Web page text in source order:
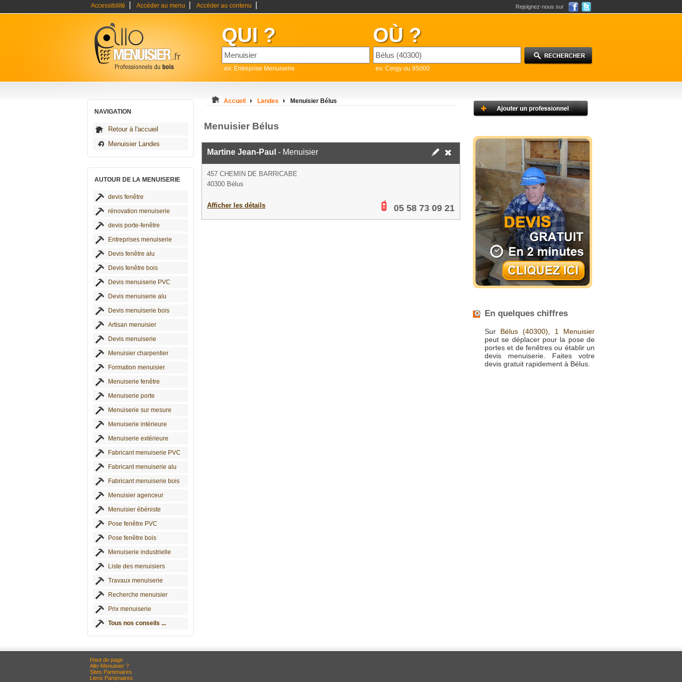
Accessibilité Accéder au menu Accéder au contenu Rejoignez-nous sur
QUI ?
ex: Entreprise Menuiserie
OÙ ?
ex: Cergy ou 95000
NAVIGATION
Retour à l'accueil
Menuisier Landes
AUTOUR DE LA MENUISERIE
devis fenêtre
rénovation menuiserie
devis porte-fenêtre
Entreprises menuiserie
Devis fenêtre alu
Devis fenêtre bois
Devis menuiserie PVC
Devis menuiserie alu
Devis menuiserie bois
Artisan menuisier
Devis menuiserie
Menuisier charpentier
Formation menuisier
Menuiserie fenêtre
Menuiserie porte
Menuiserie sur mesure
Menuiserie intérieure
Menuiserie extérieure
Fabricant menuiserie PVC
Fabricant menuiserie alu
Fabricant menuiserie bois
Menuisier agenceur
Menuisier ébéniste
Pose fenêtre PVC
Pose fenêtre bois
Menuiserie industrielle
Liste des menuisiers
Travaux menuiserie
Recherche menuisier
Prix menuiserie
Tous nos conseils ...
Accueil Landes Menuisier Bélus
Menuisier Bélus
Martine Jean-Paul - Menuisier
457 CHEMIN DE BARRICABE
40300 Bélus
Afficher les détails 05 58 73 09 21
En quelques chiffres
Sur Bélus (40300), 1 Menuisier
peut se déplacer pour la pose de
portes et de fenêtres ou établir un
devis menuiserie. Faites votre
devis gratuit rapidement à Bélus.
Haut de page
Allo-Menuisier ?
Sites Partenaires
Liens Partenaires